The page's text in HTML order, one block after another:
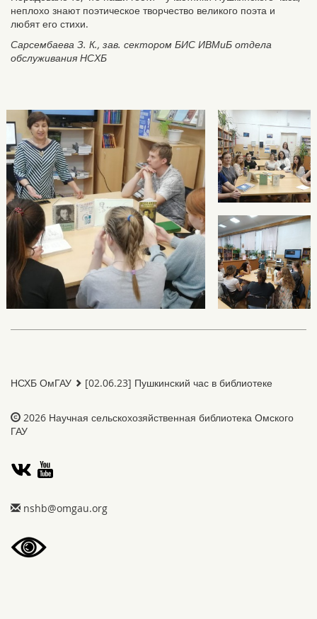
неплохо знают поэтическое творчество великого поэта и
любят его стихи.
Сарсембаева З. К., зав. сектором БИС ИВМиБ отдела
обслуживания НСХБ
НСХБ ОмГАУ [02.06.23] Пушкинский час в библиотеке
2026 Научная сельскохозяйственная библиотека Омского
ГАУ
gro.uagmo@bhsn